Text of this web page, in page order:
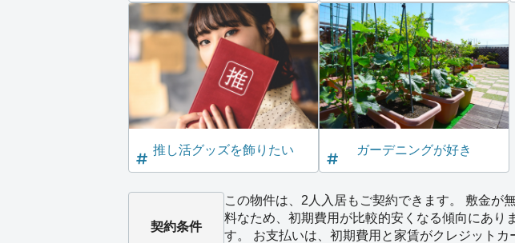
推し活グッズを飾りたい ガーデニングが好き
契約条件
この物件は、2人入居もご契約できます。 敷金が
料なため、初期費用が比較的安くなる傾向にありま
す。 お支払いは、初期費用と家賃がクレジットカ